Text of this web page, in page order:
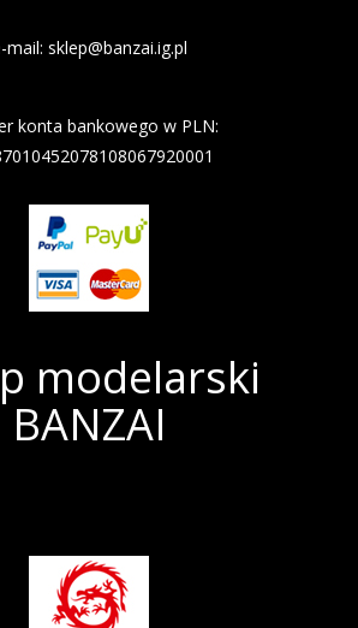
mail: sklep@banzai.ig.pl
konta bankowego w PLN:
modelarski
BANZAI